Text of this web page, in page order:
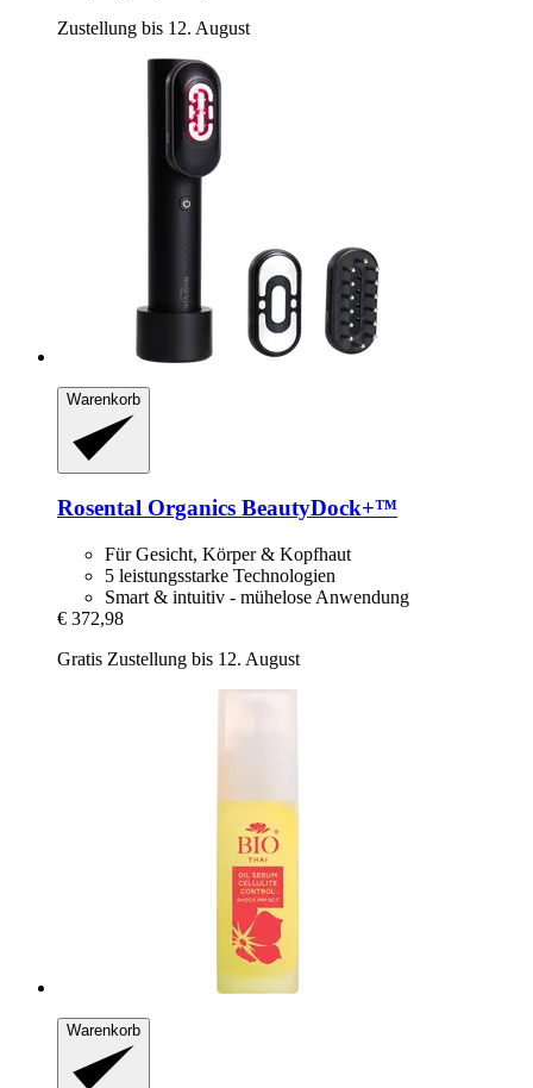
Zustellung bis 12. August
Warenkorb
Rosental Organics BeautyDock+™
Für Gesicht, Körper & Kopfhaut
5 leistungsstarke Technologien
Smart & intuitiv - mühelose Anwendung
€ 372,98
Gratis Zustellung bis 12. August
Warenkorb